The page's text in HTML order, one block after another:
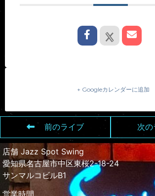
+ Googleカレンダーに追加
前のライブ 次
店舗 Jazz Spot Swing
愛知県名古屋市中区東桜2-18-24
サンマルコビルB1